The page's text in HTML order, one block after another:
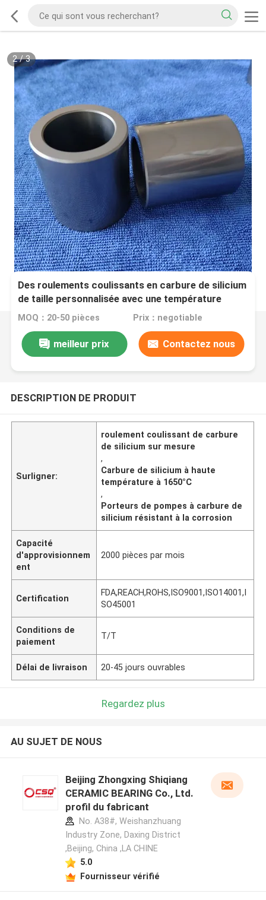
2/3
Des roulements coulissants en carbure de silicium
de taille personnalisée avec une température
maximale de 1650 °C et une résistance à la
corrosion pour les pompes
MOQ：20-50 pièces Prix：negotiable
meilleur prix Contactez nous
DESCRIPTION DE PRODUIT
Surligner:
roulement coulissant de carbure
de silicium sur mesure
,
Carbure de silicium à haute
température à 1650°C
,
Porteurs de pompes à carbure de
silicium résistant à la corrosion
Capacité
d'approvisionnem
ent
2000 pièces par mois
Certification
FDA,REACH,ROHS,ISO9001,ISO14001,I
SO45001
Conditions de
paiement
T/T
Délai de livraison 20-45 jours ouvrables
Regardez plus
AU SUJET DE NOUS
Beijing Zhongxing Shiqiang
CERAMIC BEARING Co., Ltd.
profil du fabricant
No. A38#, Weishanzhuang
Industry Zone, Daxing District
,Beijing, China ,LA CHINE
5.0
Fournisseur vérifié